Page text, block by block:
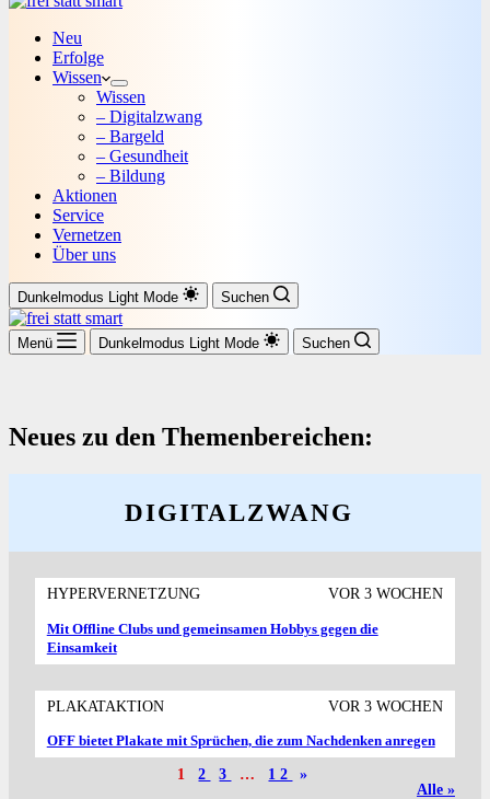
Neu
Erfolge
Wissen
Wissen
– Digitalzwang
– Bargeld
– Gesundheit
– Bildung
Aktionen
Service
Vernetzen
Über uns
Dunkelmodus Light Mode Suchen
Menü Dunkelmodus Light Mode Suchen
Neues zu den Themenbereichen:
DIGITALZWANG
HYPERVERNETZUNG VOR 3 WOCHEN
Mit Offline Clubs und gemeinsamen Hobbys gegen die
Einsamkeit
PLAKATAKTION VOR 3 WOCHEN
OFF bietet Plakate mit Sprüchen, die zum Nachdenken anregen
1 2 3 … 12
»
Alle »